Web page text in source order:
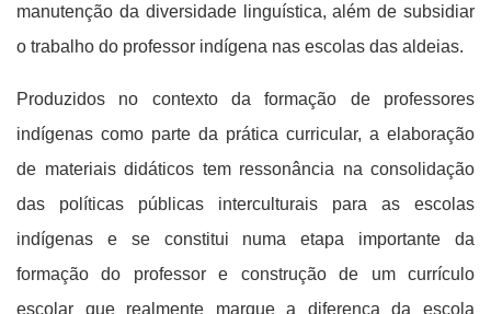
manutenção da diversidade linguística, além de subsidiar
o trabalho do professor indígena nas escolas das aldeias.
Produzidos no contexto da formação de professores
indígenas como parte da prática curricular, a elaboração
de materiais didáticos tem ressonância na consolidação
das políticas públicas interculturais para as escolas
indígenas e se constitui numa etapa importante da
formação do professor e construção de um currículo
escolar que realmente marque a diferença da escola